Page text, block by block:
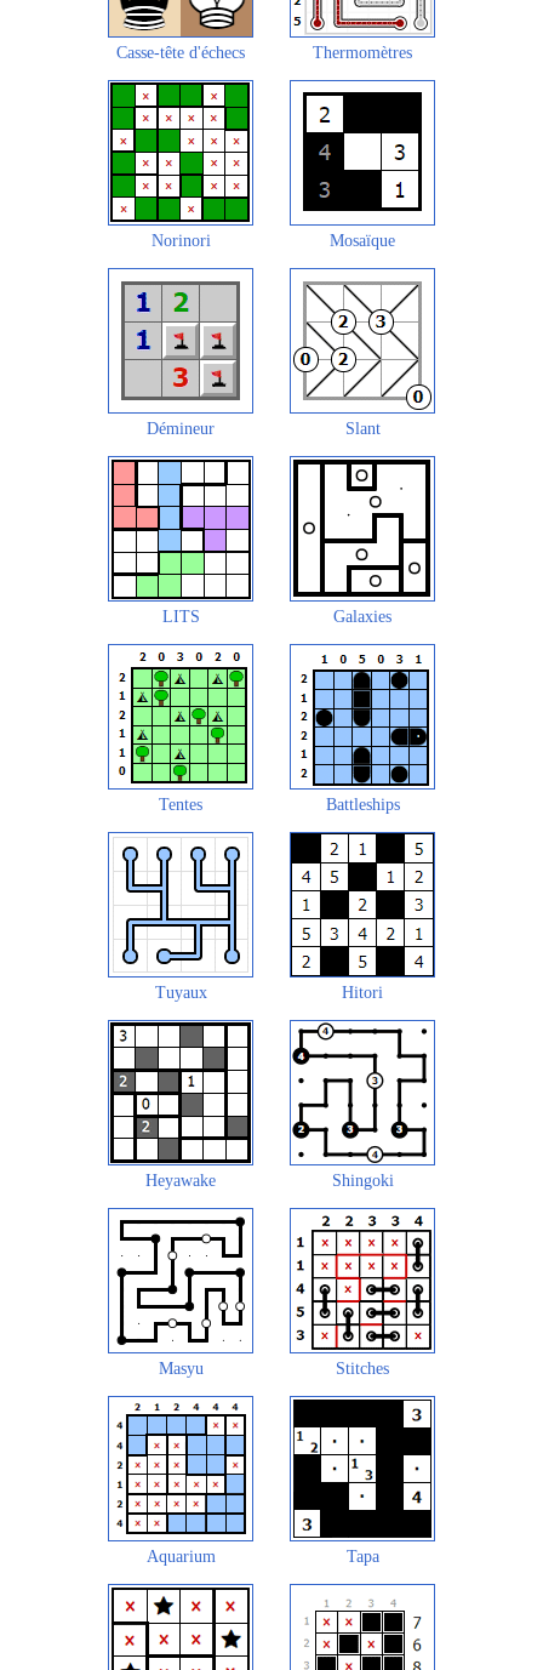
Casse-tête d'échecs Thermomètres
Norinori Mosaïque
Démineur Slant
LITS Galaxies
Tentes Battleships
Tuyaux Hitori
Heyawake Shingoki
Masyu Stitches
Aquarium Tapa